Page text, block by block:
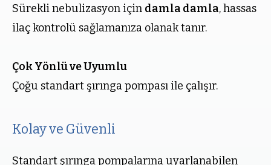
Sürekli nebulizasyon için damla damla, hassas
ilaç kontrolü sağlamanıza olanak tanır.
Çok Yönlü ve Uyumlu
Çoğu standart şırınga pompası ile çalışır.
Kolay ve Güvenli
Standart şırınga pompalarına uyarlanabilen